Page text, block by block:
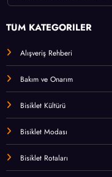
TÜM KATEGORİLER
Alışveriş Rehberi
Bakım ve Onarım
Bisiklet Kültürü
Bisiklet Modası
Bisiklet Rotaları